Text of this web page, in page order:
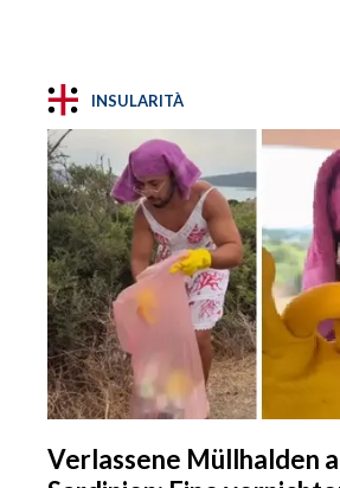
INSULARITÀ
Verlassene Müllhalden